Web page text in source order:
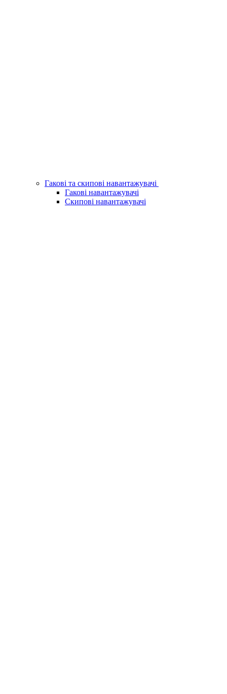
Гакові та скипові навантажувачі
Гакові навантажувачі
Скипові навантажувачі